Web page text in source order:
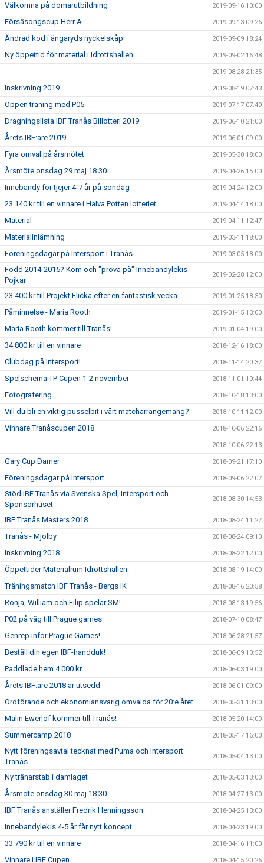
Välkomna på domarutbildning 2019-09-16 10:00
Försäsongscup Herr A 2019-09-13 09:26
Ändrad kod i ängaryds nyckelskåp 2019-09-09 18:24
Ny öppettid för material i Idrottshallen 2019-09-02 16:48
2019-08-28 21:35
Inskrivning 2019 2019-08-19 07:43
Öppen träning med P05 2019-07-17 07:40
Dragningslista IBF Tranås Billotteri 2019 2019-06-10 21:00
Årets IBF:are 2019... 2019-06-01 09:00
Fyra omval på årsmötet 2019-05-30 18:00
Årsmöte onsdag 29 maj 18.30 2019-04-26 15:00
Innebandy för tjejer 4-7 år på söndag 2019-04-24 12:00
23 140 kr till en vinnare i Halva Potten lotteriet 2019-04-14 18:00
Material 2019-04-11 12:47
Materialinlämning 2019-03-11 18:00
Föreningsdagar på Intersport i Tranås 2019-03-05 18:00
Född 2014-2015? Kom och "prova på" Innebandylekis
Pojkar
2019-02-28 12:00
23 400 kr till Projekt Flicka efter en fantastisk vecka 2019-01-25 18:30
Påminnelse - Maria Rooth 2019-01-15 13:00
Maria Rooth kommer till Tranås! 2019-01-04 19:00
34 800 kr till en vinnare 2018-12-16 18:00
Clubdag på Intersport! 2018-11-14 20:37
Spelschema TP Cupen 1-2 november 2018-11-01 10:44
Fotografering 2018-10-18 13:00
Vill du bli en viktig pusselbit i vårt matcharrangemang? 2018-10-11 12:00
Vinnare Tranåscupen 2018 2018-10-06 22:16
2018-10-06 22:13
Gary Cup Damer 2018-09-21 17:10
Föreningsdagar på Intersport 2018-09-06 22:07
Stöd IBF Tranås via Svenska Spel, Intersport och
Sponsorhuset
2018-08-30 14:53
IBF Tranås Masters 2018 2018-08-24 11:27
Tranås - Mjölby 2018-08-24 09:10
Inskrivning 2018 2018-08-22 12:00
Öppettider Materialrum Idrottshallen 2018-08-19 14:00
Träningsmatch IBF Tranås - Bergs IK 2018-08-16 20:58
Ronja, William och Filip spelar SM! 2018-08-13 19:56
P02 på väg till Prague games 2018-07-10 08:47
Genrep inför Prague Games! 2018-06-28 21:57
Beställ din egen IBF-handduk! 2018-06-09 10:52
Paddlade hem 4 000 kr 2018-06-03 19:00
Årets IBF:are 2018 är utsedd 2018-06-01 09:00
Ordförande och ekonomiansvarig omvalda för 20:e året 2018-05-31 13:00
Malin Ewerlöf kommer till Tranås! 2018-05-20 14:00
Summercamp 2018 2018-05-17 16:00
Nytt föreningsavtal tecknat med Puma och Intersport
Tranås
2018-05-04 13:00
Ny tränarstab i damlaget 2018-05-03 13:00
Årsmöte onsdag 30 maj 18.30 2018-04-27 13:00
IBF Tranås anställer Fredrik Henningsson 2018-04-25 13:00
Innebandylekis 4-5 år får nytt koncept 2018-04-23 19:00
33 790 kr till en vinnare 2018-04-16 11:00
Vinnare i IBF Cupen 2018-04-15 20:26